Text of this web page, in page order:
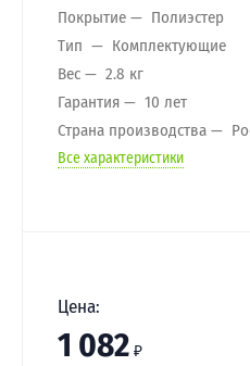
Покрытие
Полиэстер
Тип
Комплектующие
Вес
2.8 кг
Гарантия
10 лет
Страна производства
Все характеристики
Цена:
1 082 ₽